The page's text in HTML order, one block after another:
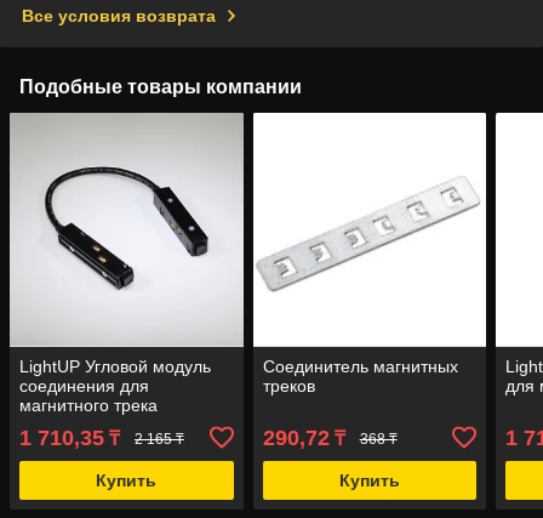
Все условия возврата
Подобные товары компании
LightUP Угловой модуль
соединения для
магнитного трека
1 710,35 ₸ 2 165 ₸
Купить
Соединитель магнитных
треков
290,72₸ 368 ₸
Купить
для
1